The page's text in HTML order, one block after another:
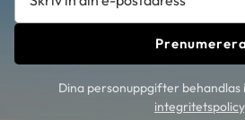
Prenumerera
Dina personuppgifter behandlas
integritetspolicy